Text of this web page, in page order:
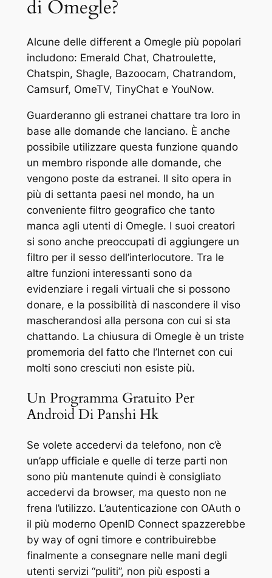
di Omegle?
Alcune delle different a Omegle più popolari
includono: Emerald Chat, Chatroulette,
Chatspin, Shagle, Bazoocam, Chatrandom,
Camsurf, OmeTV, TinyChat e YouNow.
Guarderanno gli estranei chattare tra loro in
base alle domande che lanciano. È anche
possibile utilizzare questa funzione quando
un membro risponde alle domande, che
vengono poste da estranei. Il sito opera in
più di settanta paesi nel mondo, ha un
conveniente filtro geografico che tanto
manca agli utenti di Omegle. I suoi creatori
si sono anche preoccupati di aggiungere un
filtro per il sesso dell’interlocutore. Tra le
altre funzioni interessanti sono da
evidenziare i regali virtuali che si possono
donare, e la possibilità di nascondere il viso
mascherandosi alla persona con cui si sta
chattando. La chiusura di Omegle è un triste
promemoria del fatto che l’Internet con cui
molti sono cresciuti non esiste più.
Un Programma Gratuito Per
Android Di Panshi Hk
Se volete accedervi da telefono, non c’è
un’app ufficiale e quelle di terze parti non
sono più mantenute quindi è consigliato
accedervi da browser, ma questo non ne
frena l’utilizzo. L’autenticazione con OAuth o
il più moderno OpenID Connect spazzerebbe
by way of ogni timore e contribuirebbe
finalmente a consegnare nelle mani degli
utenti servizi “puliti”, non più esposti a